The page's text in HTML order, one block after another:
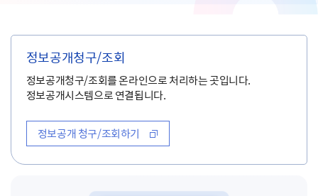
정보공개청구/조회
정보공개청구/조회를 온라인으로 처리하는 곳입니다.
정보공개시스템으로 연결됩니다.
정보공개 청구/조회하기